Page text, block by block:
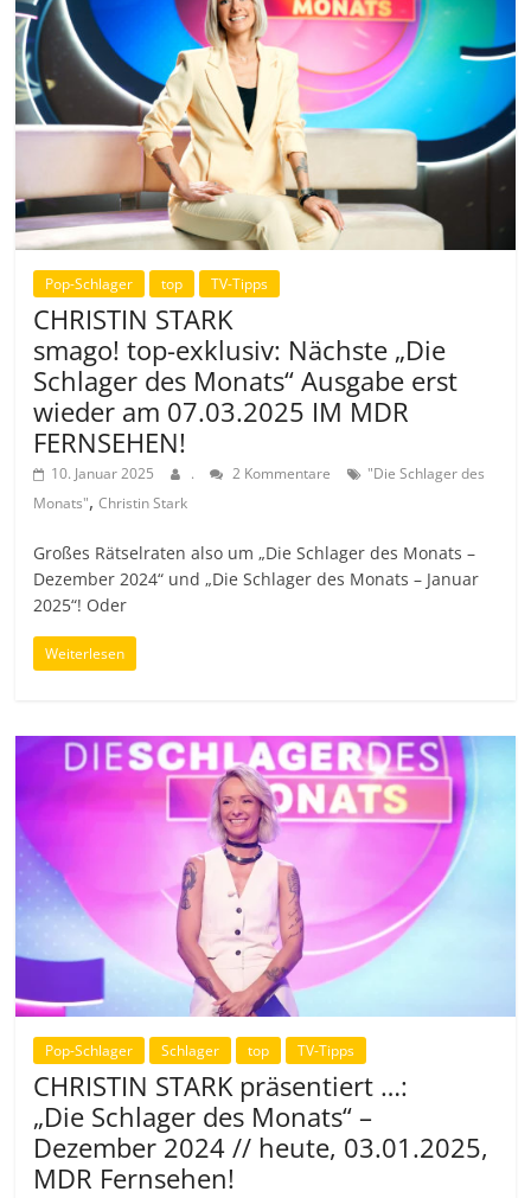
Pop-Schlager top TV-Tipps
CHRISTIN STARK
smago! top-exklusiv: Nächste „Die
Schlager des Monats“ Ausgabe erst
wieder am 07.03.2025 IM MDR
FERNSEHEN!
10. Januar 2025 . 2 Kommentare
"Die Schlager des
Monats",Christin Stark
Großes Rätselraten also um „Die Schlager des Monats –
Dezember 2024“ und „Die Schlager des Monats – Januar
2025“! Oder
Weiterlesen
Pop-Schlager Schlager top TV-Tipps
CHRISTIN STARK präsentiert …:
„Die Schlager des Monats“ –
Dezember 2024 // heute, 03.01.2025,
MDR Fernsehen!